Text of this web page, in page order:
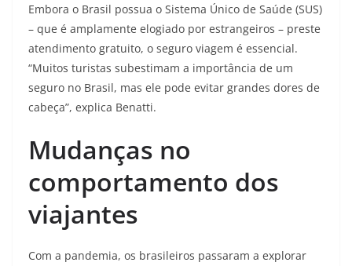
Embora o Brasil possua o Sistema Único de Saúde (SUS)
– que é amplamente elogiado por estrangeiros – preste
atendimento gratuito, o seguro viagem é essencial.
“Muitos turistas subestimam a importância de um
seguro no Brasil, mas ele pode evitar grandes dores de
cabeça”, explica Benatti.
Mudanças no
comportamento dos
viajantes
Com a pandemia, os brasileiros passaram a explorar